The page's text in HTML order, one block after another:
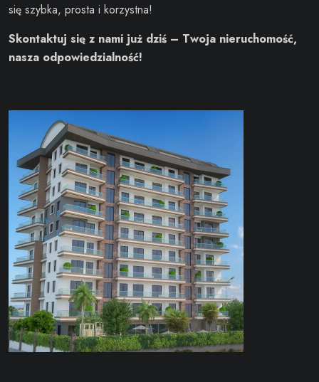
się szybka, prosta i korzystna!
Skontaktuj się z nami już dziś – Twoja nieruchomość,
nasza odpowiedzialność!